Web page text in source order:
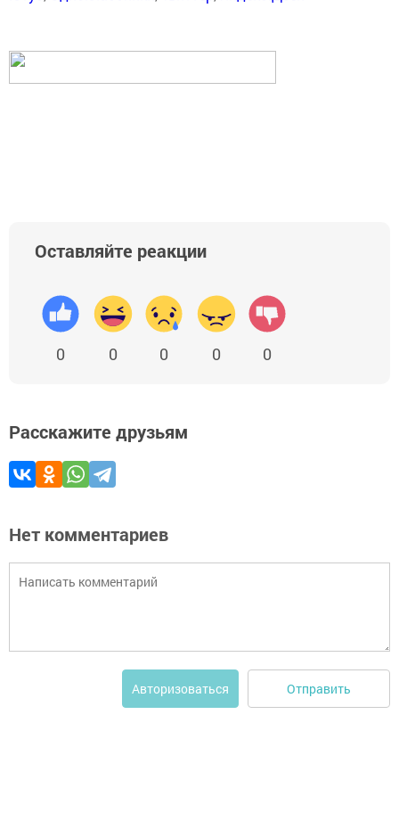
Оставляйте реакции
0 0 0 0 0
Расскажите друзьям
Нет комментариев
Авторизоваться Отправить